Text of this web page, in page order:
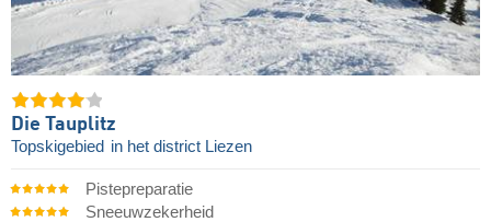
Die Tauplitz
Topskigebied in het district Liezen
Pistepreparatie
Sneeuwzekerheid